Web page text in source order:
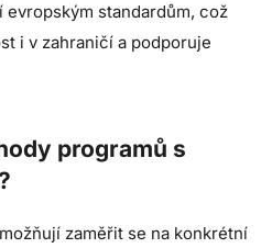
standardům, což
i v zahraničí a podporuje
programů s
zaměřit se na konkrétní